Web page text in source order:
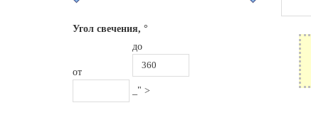
Угол свечения, °
от
до
_" >